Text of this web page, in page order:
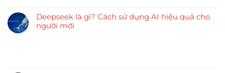
Deepseek là gì? Cách sử dụng AI hiệu quả cho
người mới